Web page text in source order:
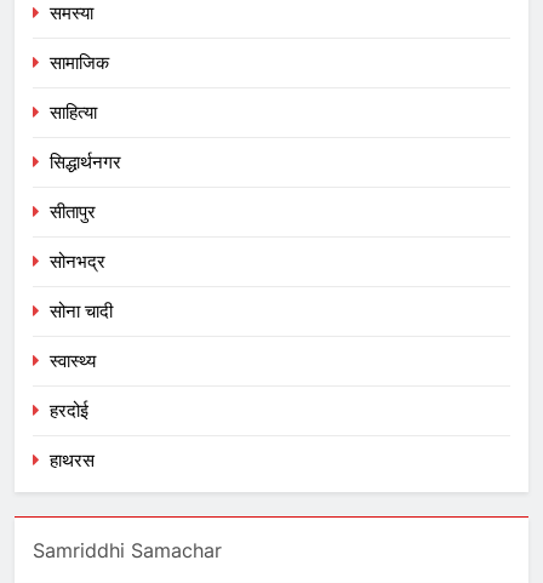
समस्या
सामाजिक
साहित्या
सिद्धार्थनगर
सीतापुर
सोनभद्र
सोना चादी
स्वास्थ्य
हरदोई
हाथरस
Samriddhi Samachar